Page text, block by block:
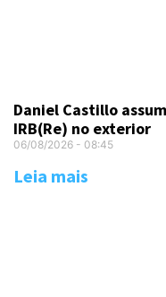
Daniel Castillo
IRB(Re) no exterior
06/08/2026 08:45
Leia mais